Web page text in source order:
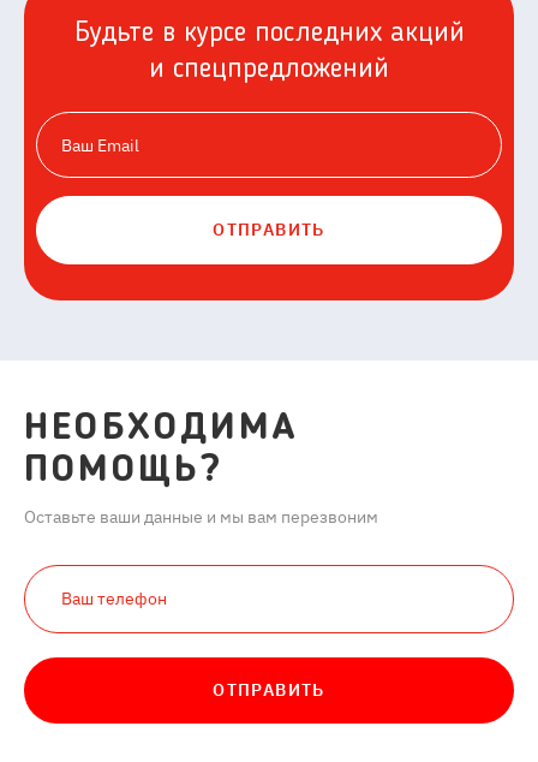
Будьте в курсе последних акций
и спецпредложений
ОТПРАВИТЬ
НЕОБХОДИМА
ПОМОЩЬ?
Оставьте ваши данные и мы вам перезвоним
ОТПРАВИТЬ